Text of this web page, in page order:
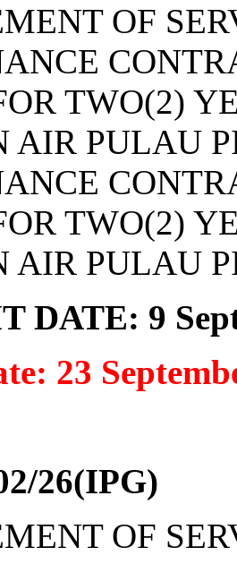
OF
TWO(2)
AIR PULAU
TWO(2)
AIR PULAU
DATE: 9
23
26(IPG)
OF